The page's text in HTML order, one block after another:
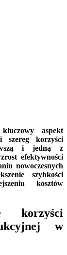
aspekt
szereg korzyści
i jedną z
efektywności
nowoczesnych
szybkości
kosztów
korzyści
w